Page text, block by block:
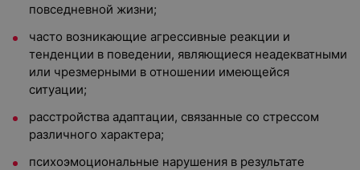
повседневной жизни;
часто возникающие агрессивные реакции и
тенденции в поведении, являющиеся неадекватными
или чрезмерными в отношении имеющейся
ситуации;
расстройства адаптации, связанные со стрессом
различного характера;
психоэмоциональные нарушения в результате